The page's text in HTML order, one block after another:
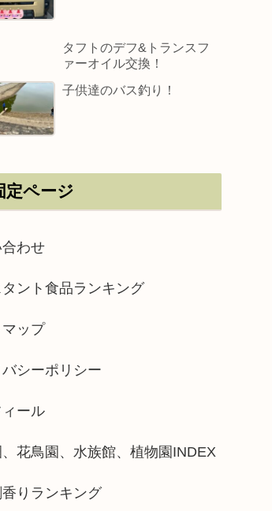
タフトのデフ&トランスフ
ァーオイル交換！
子供達のバス釣り！
定ページ
わせ
タント食品ランキング
ップ
シーポリシー
ール
花鳥園、水族館、植物園INDEX
りランキング